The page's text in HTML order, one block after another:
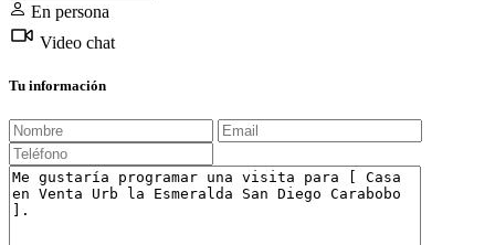
En persona
Video chat
Tu información